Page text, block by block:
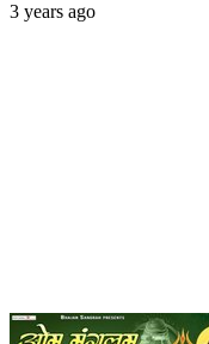
3 years ago